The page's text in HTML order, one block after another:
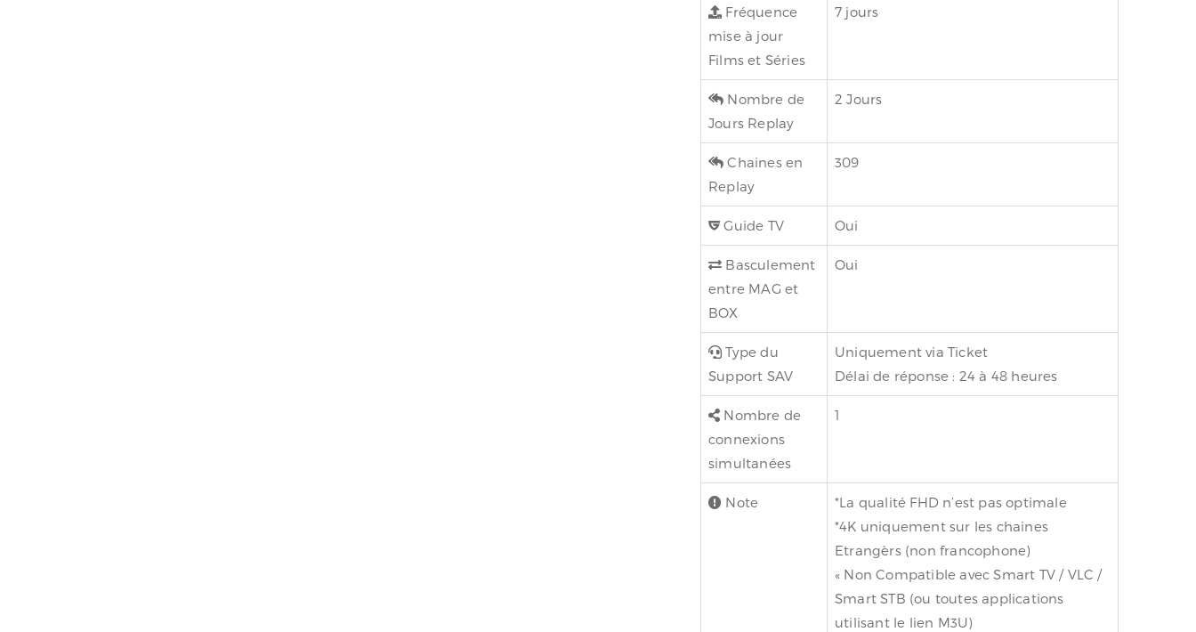
Fréquence
mise à jour
Films et Séries
7 jours
Nombre de
Jours Replay
2 Jours
Chaines en
Replay
309
Guide TV Oui
Basculement
entre MAG et
BOX
Oui
Type du
Support SAV
Uniquement via Ticket
Délai de réponse : 24 à 48 heures
Nombre de
connexions
simultanées
1
Note
*La qualité FHD n’est pas optimale
*4K uniquement sur les chaines
Etrangèrs (non francophone)
« Non Compatible avec Smart TV / VLC /
Smart STB (ou toutes applications
utilisant le lien M3U)